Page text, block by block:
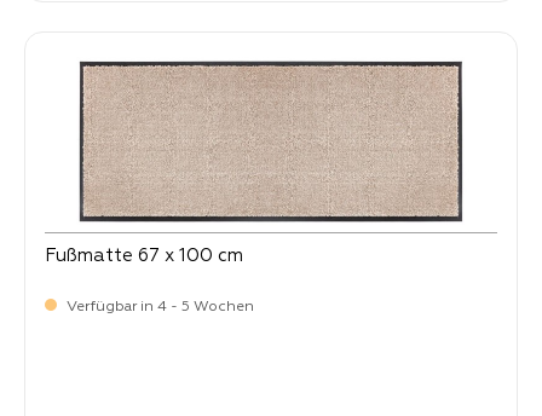
Fußmatte 67 x 100 cm
Verfügbar in 4 - 5 Wochen